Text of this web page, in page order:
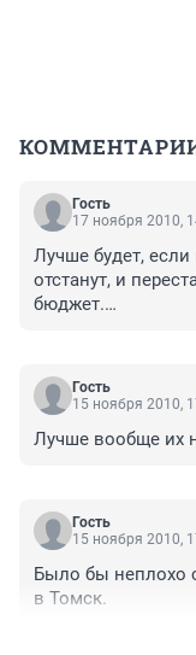
Гость
17 ноября 2010,
Лучше будет, если
отстанут, и
бюджет.
Гость
15 ноября 2010,
Гость
15 ноября 2010,
Было бы неплохо
в Томск.